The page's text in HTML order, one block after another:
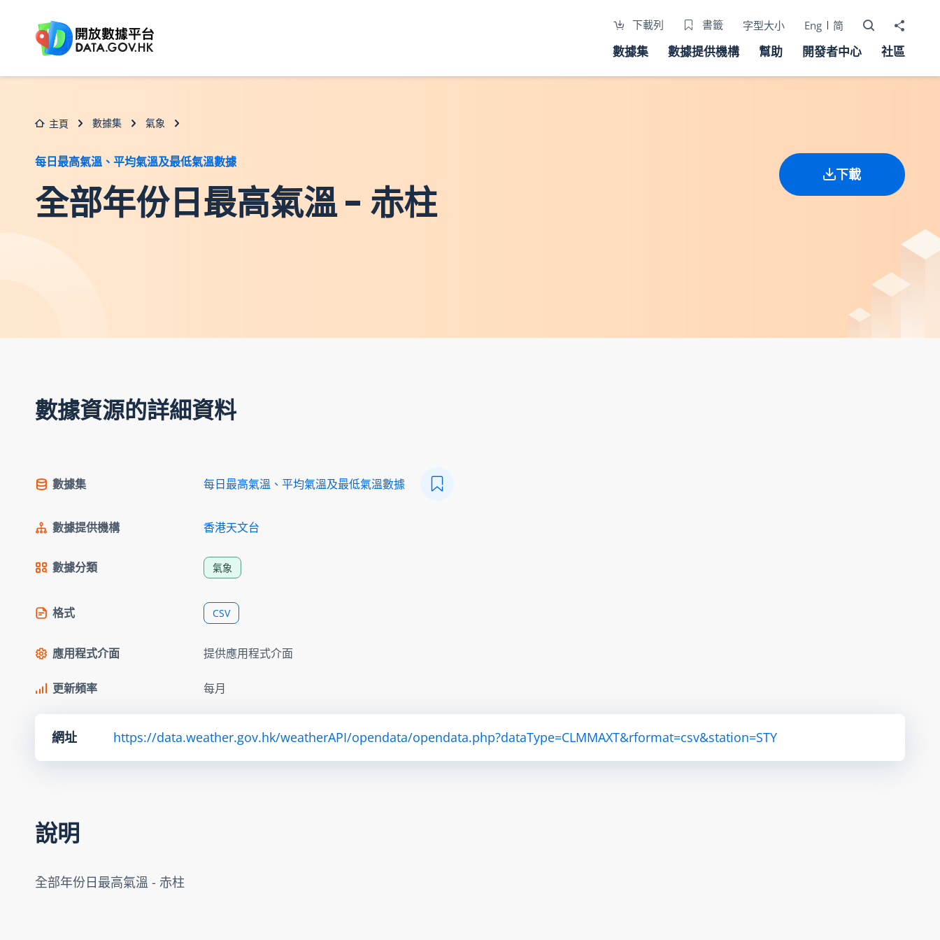
下載列 書籤 字型大小 Eng 简 打開搜尋器
分享至
數據集 數據提供機構 幫助 開發者中心 社區
主頁 數據集 氣象
每日最高氣溫、平均氣溫及最低氣溫數據
全部年份日最高氣溫 - 赤柱
下載
數據資源的詳細資料
數據集 每日最高氣溫、平均氣溫及最低氣溫數據
數據提供機構 香港天文台
數據分類 氣象
格式 CSV
應用程式介面 提供應用程式介面
更新頻率 每月
網址 https://data.weather.gov.hk/weatherAPI/opendata/opendata.php?dataType=CLMMAXT&rformat=csv&station=STY
說明
全部年份日最高氣溫 - 赤柱